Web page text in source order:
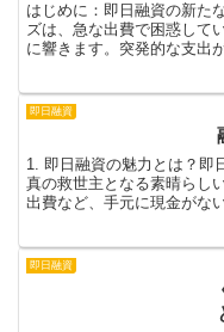
はじめに：即日融資の新た
ズは、急な出費で困惑して
に響きます。突発的な支出
即日融資
1. 即日融資の魅力とは？即
真の救世主となる素晴らし
出費など、手元に現金がな
即日融資